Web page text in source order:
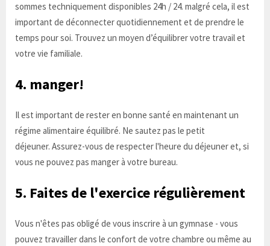
sommes techniquement disponibles 24h / 24. malgré cela, il est
important de déconnecter quotidiennement et de prendre le
temps pour soi. Trouvez un moyen d’équilibrer votre travail et
votre vie familiale.
4. manger!
Il est important de rester en bonne santé en maintenant un
régime alimentaire équilibré. Ne sautez pas le petit
déjeuner. Assurez-vous de respecter l'heure du déjeuner et, si
vous ne pouvez pas manger à votre bureau.
5. Faites de l'exercice régulièrement
Vous n'êtes pas obligé de vous inscrire à un gymnase - vous
pouvez travailler dans le confort de votre chambre ou même au